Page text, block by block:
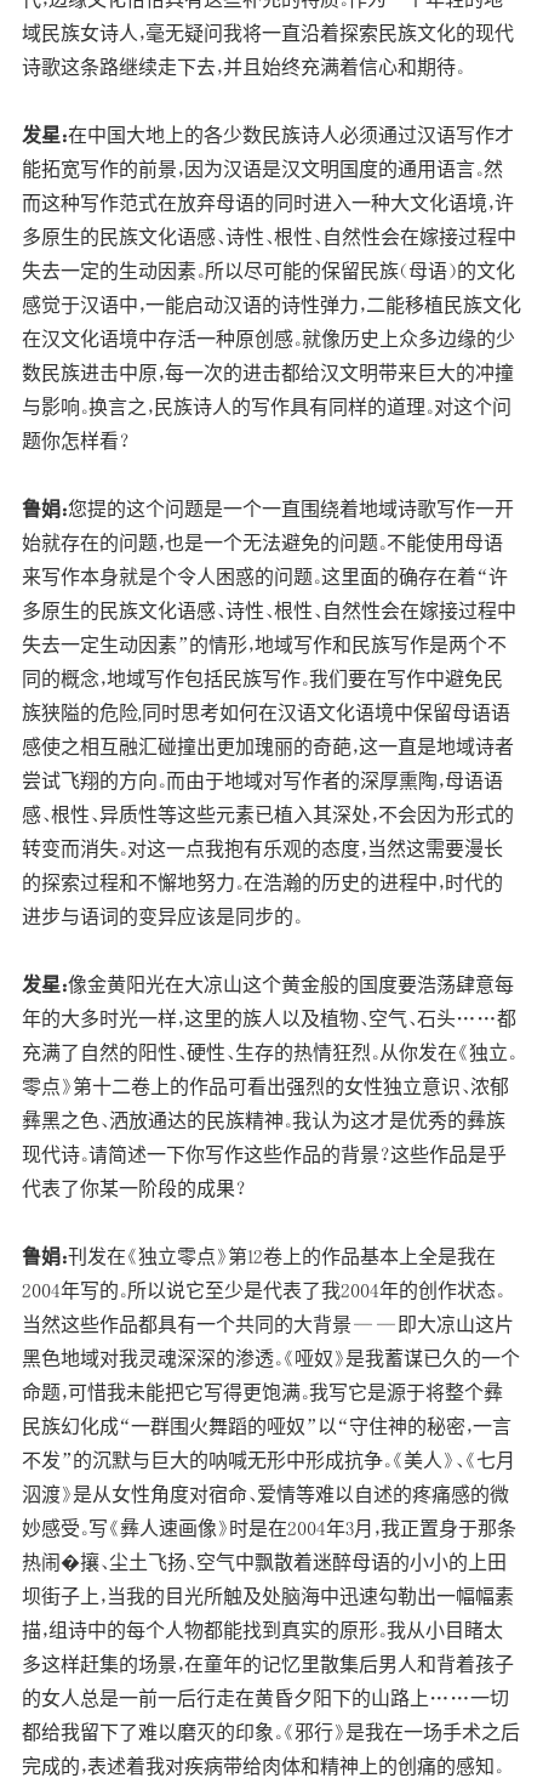
域民族女诗人，毫无疑问我将一直沿着探索民族文化的现代
诗歌这条路继续走下去，并且始终充满着信心和期待。
发星：在中国大地上的各少数民族诗人必须通过汉语写作才
能拓宽写作的前景，因为汉语是汉文明国度的通用语言。然
而这种写作范式在放弃母语的同时进入一种大文化语境，许
多原生的民族文化语感、诗性、根性、自然性会在嫁接过程中
失去一定的生动因素。所以尽可能的保留民族（母语）的文化
感觉于汉语中，一能启动汉语的诗性弹力，二能移植民族文化
在汉文化语境中存活一种原创感。就像历史上众多边缘的少
数民族进击中原，每一次的进击都给汉文明带来巨大的冲撞
与影响。换言之，民族诗人的写作具有同样的道理。对这个问
题你怎样看？
鲁娟：您提的这个问题是一个一直围绕着地域诗歌写作一开
始就存在的问题，也是一个无法避免的问题。不能使用母语
来写作本身就是个令人困惑的问题。这里面的确存在着“许
多原生的民族文化语感、诗性、根性、自然性会在嫁接过程中
失去一定生动因素”的情形，地域写作和民族写作是两个不
同的概念，地域写作包括民族写作。我们要在写作中避免民
族狭隘的危险,同时思考如何在汉语文化语境中保留母语语
感使之相互融汇碰撞出更加瑰丽的奇葩，这一直是地域诗者
尝试飞翔的方向。而由于地域对写作者的深厚熏陶，母语语
感、根性、异质性等这些元素已植入其深处，不会因为形式的
转变而消失。对这一点我抱有乐观的态度，当然这需要漫长
的探索过程和不懈地努力。在浩瀚的历史的进程中，时代的
进步与语词的变异应该是同步的。
发星：像金黄阳光在大凉山这个黄金般的国度要浩荡肆意每
年的大多时光一样，这里的族人以及植物、空气、石头……都
充满了自然的阳性、硬性、生存的热情狂烈。从你发在《独立。
零点》第十二卷上的作品可看出强烈的女性独立意识、浓郁
彝黑之色、洒放通达的民族精神。我认为这才是优秀的彝族
现代诗。请简述一下你写作这些作品的背景？这些作品是乎
代表了你某一阶段的成果？
鲁娟：刊发在《独立零点》第12卷上的作品基本上全是我在
2004年写的。所以说它至少是代表了我2004年的创作状态。
当然这些作品都具有一个共同的大背景——即大凉山这片
黑色地域对我灵魂深深的渗透。《哑奴》是我蓄谋已久的一个
命题，可惜我未能把它写得更饱满。我写它是源于将整个彝
民族幻化成“一群围火舞蹈的哑奴”以“守住神的秘密，一言
不发”的沉默与巨大的呐喊无形中形成抗争。《美人》、《七月
泅渡》是从女性角度对宿命、爱情等难以自述的疼痛感的微
妙感受。写《彝人速画像》时是在2004年3月，我正置身于那条
热闹�攘、尘土飞扬、空气中飘散着迷醉母语的小小的上田
坝街子上，当我的目光所触及处脑海中迅速勾勒出一幅幅素
描，组诗中的每个人物都能找到真实的原形。我从小目睹太
多这样赶集的场景，在童年的记忆里散集后男人和背着孩子
的女人总是一前一后行走在黄昏夕阳下的山路上……一切
都给我留下了难以磨灭的印象。《邪行》是我在一场手术之后
完成的，表述着我对疾病带给肉体和精神上的创痛的感知。